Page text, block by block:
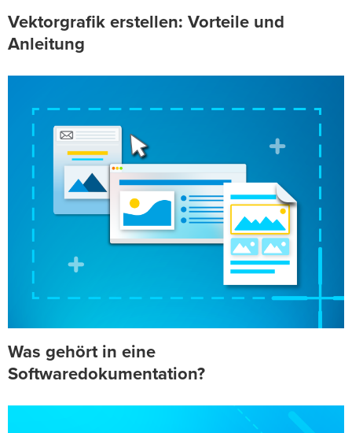
Vektorgrafik erstellen: Vorteile und
Anleitung
Was gehört in eine
Softwaredokumentation?